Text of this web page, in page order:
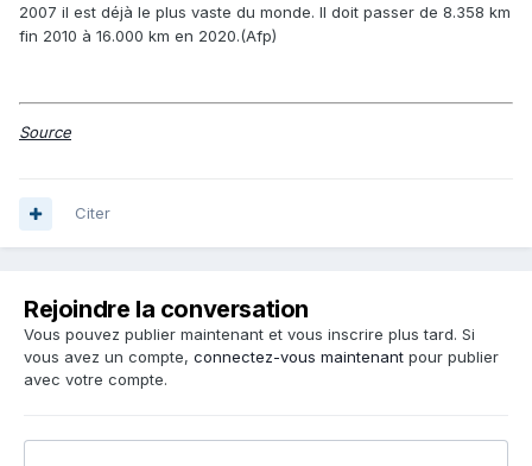
2007 il est déjà le plus vaste du monde. Il doit passer de 8.358 km
fin 2010 à 16.000 km en 2020.(Afp)
Source
Citer
Rejoindre la conversation
Vous pouvez publier maintenant et vous inscrire plus tard. Si
vous avez un compte, connectez-vous maintenant pour publier
avec votre compte.